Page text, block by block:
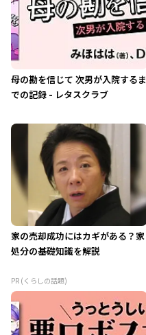
母の勘を信じて 次男が入院するま
での記録 - レタスクラブ
家の売却成功にはカギがある？家
処分の基礎知識を解説
PR (くらしの話題)